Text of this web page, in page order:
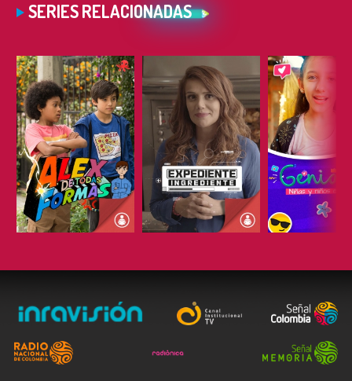
SERIES RELACIONADAS
ESCUCHAR ESCUCHAR